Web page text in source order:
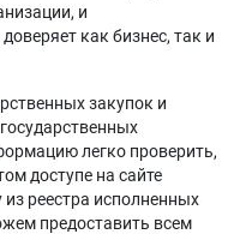
и
как бизнес, так и
закупок и
легко проверить,
доступе на сайте
реестра исполненных
предоставить всем